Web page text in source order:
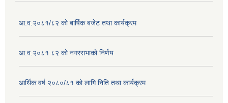
आ.व.२०८१/८२ को बार्षिक बजेट तथा कार्यक्रम
आ.व.२०८१ ८२ को नगरसभाको निर्णय
आर्थिक वर्ष २०८०/८१ को लागि निति तथा कार्यक्रम